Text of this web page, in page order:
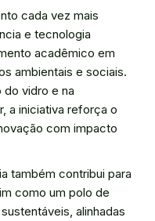
cada vez mais
e tecnologia
acadêmico em
ambientais e sociais.
vidro e na
a iniciativa reforça o
com impacto
também contribui para
como um polo de
alinhadas